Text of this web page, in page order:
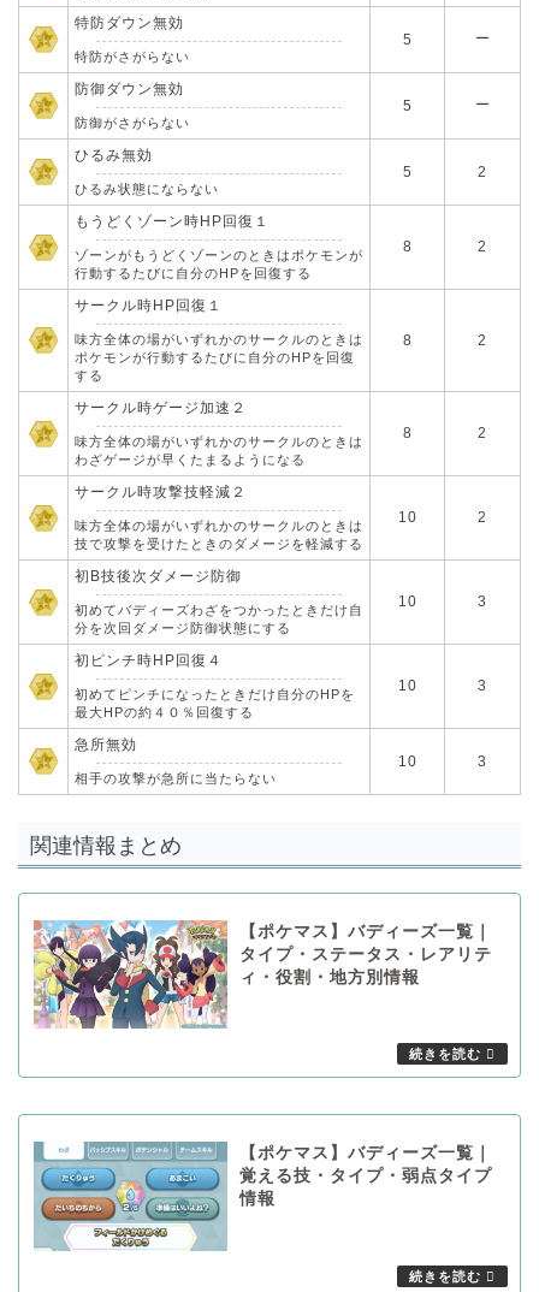
特防ダウン無効
特防がさがらない
5 ー
防御ダウン無効
防御がさがらない
5 ー
ひるみ無効
ひるみ状態にならない
5 2
もうどくゾーン時HP回復１
ゾーンがもうどくゾーンのときはポケモンが
行動するたびに自分のHPを回復する
8 2
サークル時HP回復１
味方全体の場がいずれかのサークルのときは
ポケモンが行動するたびに自分のHPを回復
する
8 2
サークル時ゲージ加速２
味方全体の場がいずれかのサークルのときは
わざゲージが早くたまるようになる
8 2
サークル時攻撃技軽減２
味方全体の場がいずれかのサークルのときは
技で攻撃を受けたときのダメージを軽減する
10 2
初B技後次ダメージ防御
初めてバディーズわざをつかったときだけ自
分を次回ダメージ防御状態にする
10 3
初ピンチ時HP回復４
初めてピンチになったときだけ自分のHPを
最大HPの約４０％回復する
10 3
急所無効
相手の攻撃が急所に当たらない
10 3
関連情報まとめ
【ポケマス】バディーズ一覧｜
タイプ・ステータス・レアリテ
ィ・役割・地方別情報
【ポケマス】バディーズ一覧｜
覚える技・タイプ・弱点タイプ
情報